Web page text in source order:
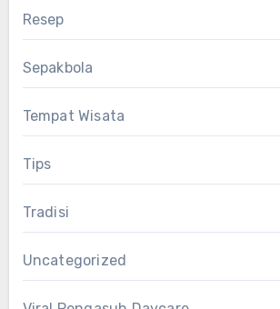
Resep
Sepakbola
Tempat Wisata
Tips
Tradisi
Uncategorized